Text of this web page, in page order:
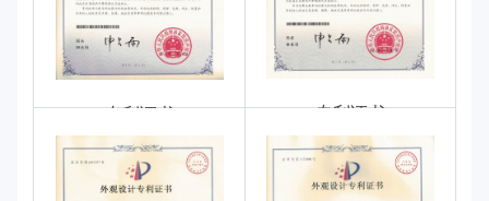
专利证书 专利证书